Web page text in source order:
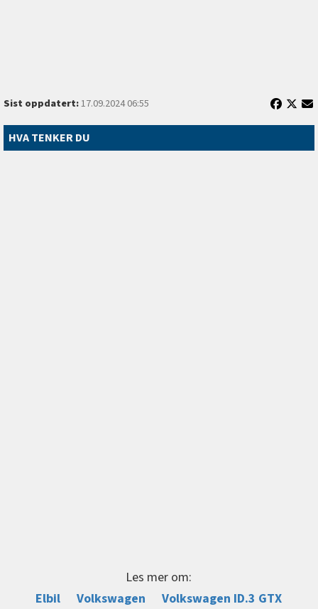
Sist oppdatert:17.09.2024 06:55
HVA TENKER DU
Les mer om:
Elbil
Volkswagen Volkswagen ID.3 GTX